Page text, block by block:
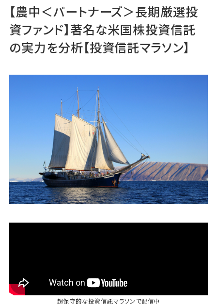
無料講座
コラム
利用者の声
運営会社
ファミリーオフィスとは
関連書籍
メールマガジン登録
よくある質問
【農中＜パートナーズ＞長期厳選投
資ファンド】著名な米国株投資信託
の実力を分析【投資信託マラソン】
超保守的な投資信託マラソンで配信中